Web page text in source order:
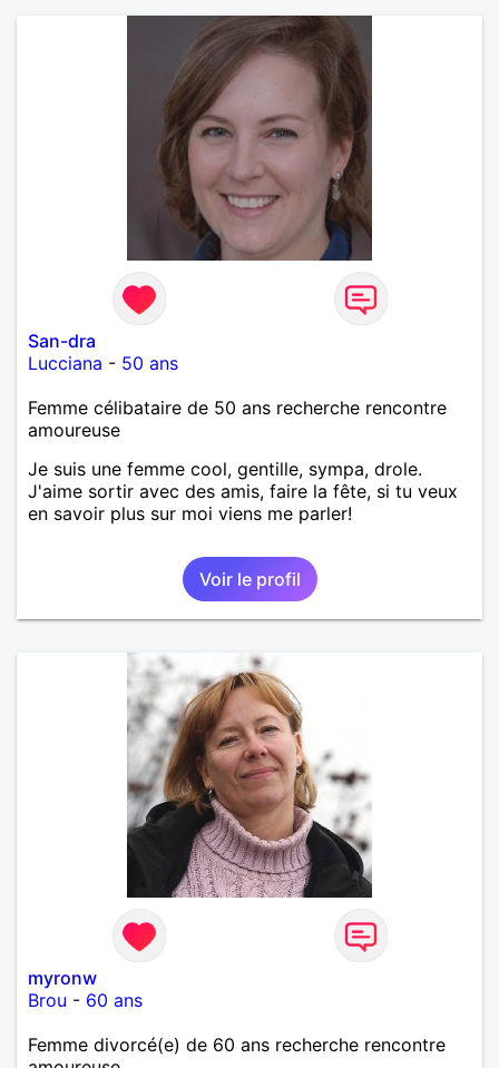
San-dra
Lucciana - 50 ans
Femme célibataire de 50 ans recherche rencontre
amoureuse
Je suis une femme cool, gentille, sympa, drole.
J'aime sortir avec des amis, faire la fête, si tu veux
en savoir plus sur moi viens me parler!
Voir le profil
myronw
Brou - 60 ans
Femme divorcé(e) de 60 ans recherche rencontre